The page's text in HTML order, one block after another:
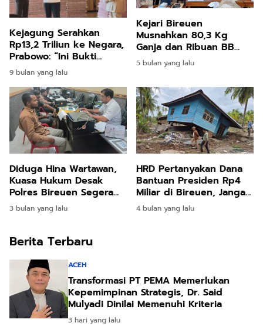
Kejagung Serahkan
Rp13,2 Triliun ke Negara,
Prabowo: “Ini Bukti
Hukum Bisa Tegak dan
Uang Rakyat Kembali
9 bulan yang lalu
Kejari Bireuen
Musnahkan 80,3 Kg
Ganja dan Ribuan BB
Sitaan Tindak Pidana
Umum
5 bulan yang lalu
Diduga Hina Wartawan,
Kuasa Hukum Desak
Polres Bireuen Segera
Tahan Anderson
3 bulan yang lalu
HRD Pertanyakan Dana
Bantuan Presiden Rp4
Miliar di Bireuen, Jangan
Sampai Disalahgunakan
4 bulan yang lalu
Berita Terbaru
ACEH
Transformasi PT PEMA Memerlukan
Kepemimpinan Strategis, Dr. Said
Mulyadi Dinilai Memenuhi Kriteria
3 hari yang lalu